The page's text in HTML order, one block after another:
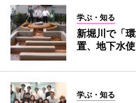
学ぶ・知る
新堀川で「
置、地下水使
学ぶ・知る